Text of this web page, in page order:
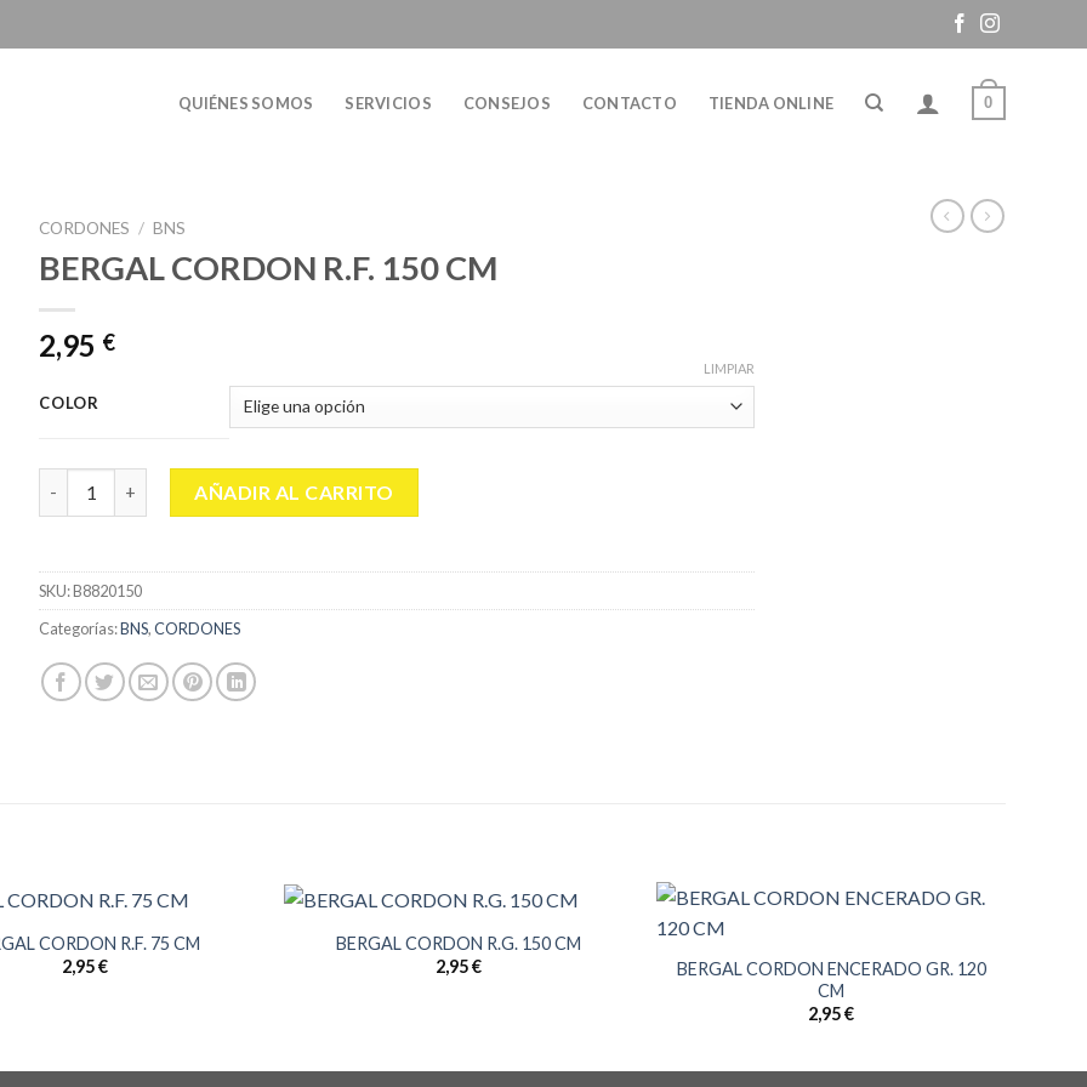
QUIÉNES SOMOS SERVICIOS CONSEJOS CONTACTO TIENDA ONLINE 0
CORDONES / BNS
BERGAL CORDON R.F. 150 CM
2,95 €
COLOR
LIMPIAR
BERGAL CORDON R.F. 150 CM cantidad
AÑADIR AL CARRITO
SKU:B8820150
Categorías:BNS,CORDONES
CORDON R.F. 75 CM
2,95€
BERGAL CORDON R.G. 150 CM
2,95€
BERGAL CORDON ENCERADO GR. 120
CM
2,95€